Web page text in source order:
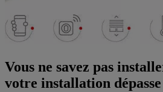
Vous ne savez pas
votre installation